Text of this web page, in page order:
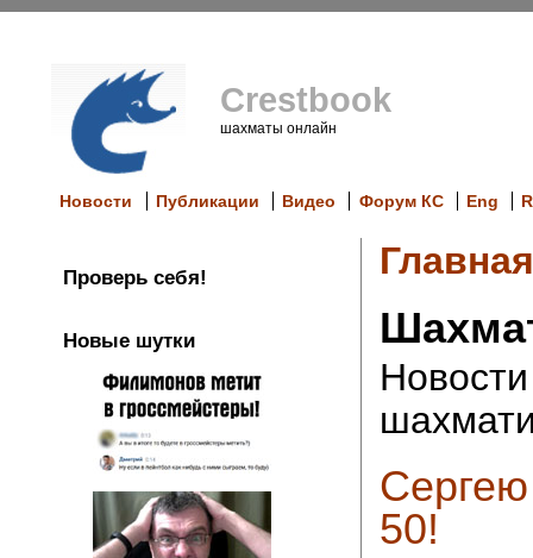
Crestbook
шахматы онлайн
Новости Публикации Видео Форум КС Eng
Проверь себя!
Новые шутки
Главная
50!